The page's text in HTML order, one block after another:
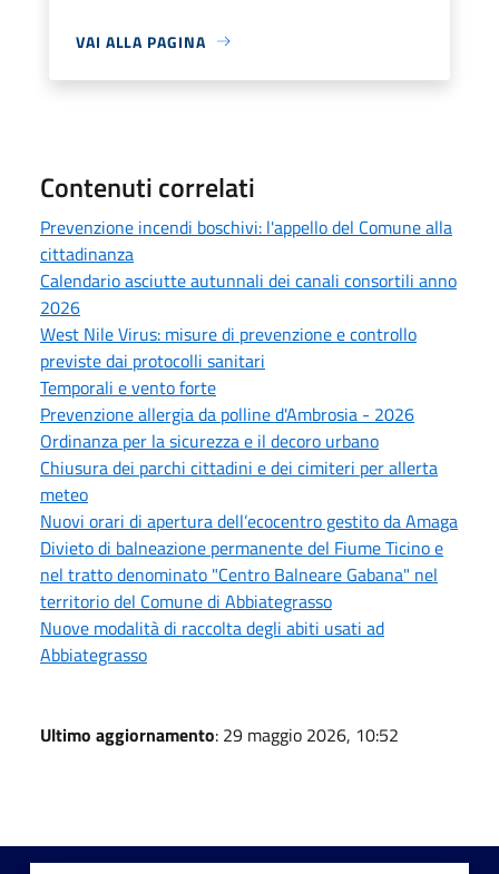
VAI ALLA PAGINA
Contenuti correlati
Prevenzione incendi boschivi: l'appello del Comune alla
cittadinanza
Calendario asciutte autunnali dei canali consortili anno
2026
West Nile Virus: misure di prevenzione e controllo
previste dai protocolli sanitari
Temporali e vento forte
Prevenzione allergia da polline d'Ambrosia - 2026
Ordinanza per la sicurezza e il decoro urbano
Chiusura dei parchi cittadini e dei cimiteri per allerta
meteo
Nuovi orari di apertura dell’ecocentro gestito da Amaga
Divieto di balneazione permanente del Fiume Ticino e
nel tratto denominato "Centro Balneare Gabana" nel
territorio del Comune di Abbiategrasso
Nuove modalità di raccolta degli abiti usati ad
Abbiategrasso
Ultimo aggiornamento: 29 maggio 2026, 10:52